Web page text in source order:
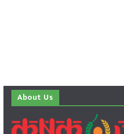
About Us